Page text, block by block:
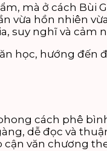
mà ở cách Bùi
hồn nhiên
suy nghĩ và cảm
học, hướng đến
cách phê
dễ đọc và
văn chương